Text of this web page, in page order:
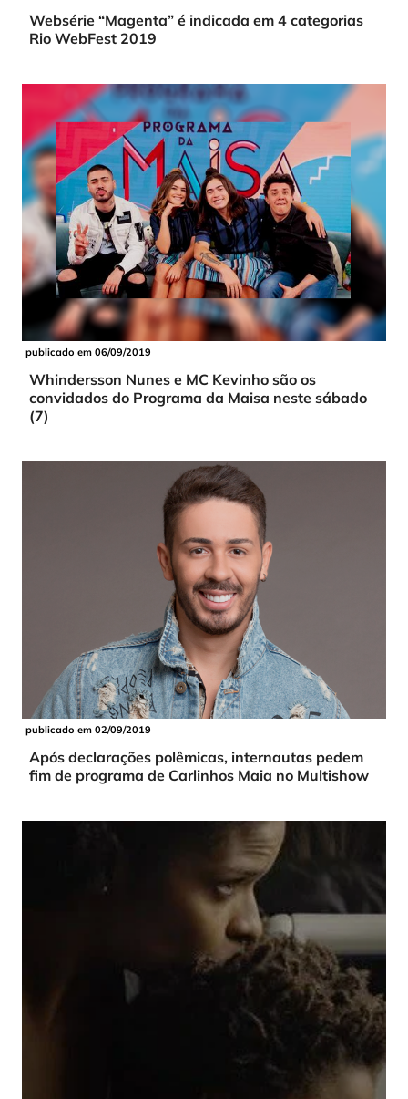
Websérie “Magenta” é indicada em 4 categorias
Rio WebFest 2019
publicado em 06/09/2019
Whindersson Nunes e MC Kevinho são os
convidados do Programa da Maisa neste sábado
(7)
publicado em 02/09/2019
Após declarações polêmicas, internautas pedem
fim de programa de Carlinhos Maia no Multishow